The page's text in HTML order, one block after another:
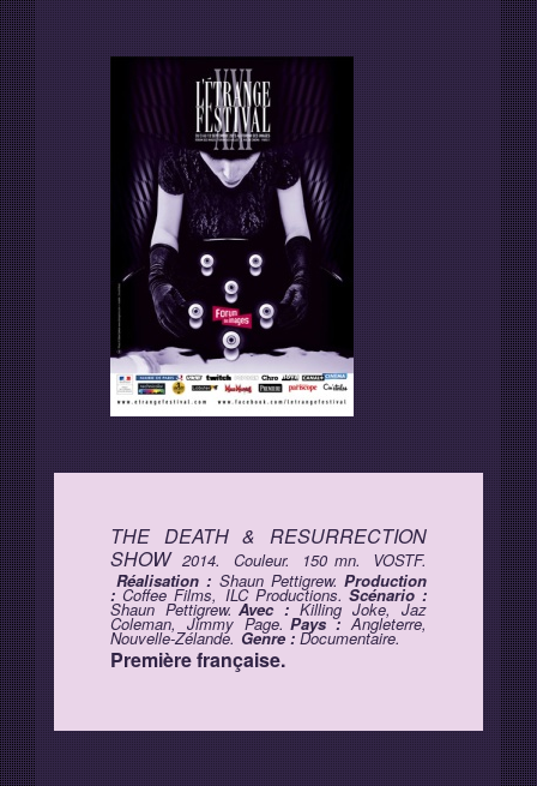
Expositions
Plus d'informations
THE DEATH & RESURRECTION
SHOW 2014. Couleur. 150 mn.
VOSTF.
Réalisation : Shaun Pettigrew. Production
:Coffee Films, ILC Productions. Scénario :
Shaun Pettigrew. Avec :Killing Joke, Jaz
Coleman, Jimmy Page. Pays :Angleterre,
Nouvelle-Zélande. Genre : Documentaire.
Première française.